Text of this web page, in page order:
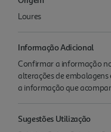
Loures
Informação Adicional
Confirmar a informação
alterações de
a informação que
Sugestões Utilização